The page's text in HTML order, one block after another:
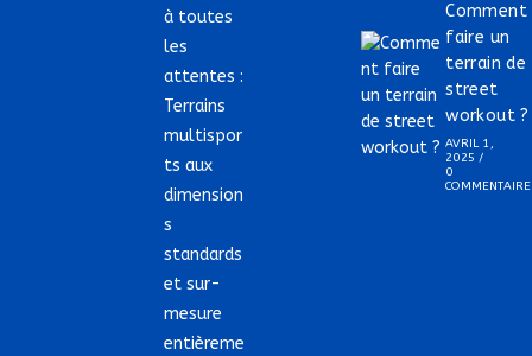
à toutes
les
attentes :
Terrains
multispor
ts aux
dimension
s
standards
et sur-
mesure
entièreme
Comment
faire un
terrain de
street
workout ?
AVRIL 1,
2025 /
0
COMMENTAIRE